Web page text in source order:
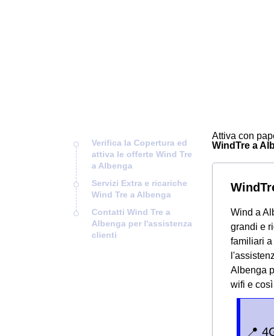
Verifica la Copertura ed
attiva le offerte Wind Tre
a Albenga
Servizi Extra e ricariche
Wind Tre a Albenga
Contatti Wind Tre a
Albenga per l'assistenza
clienti
Attiva con
WindTre a
Wind a
grandi e
familiari
Albenga
wifi e così
📍